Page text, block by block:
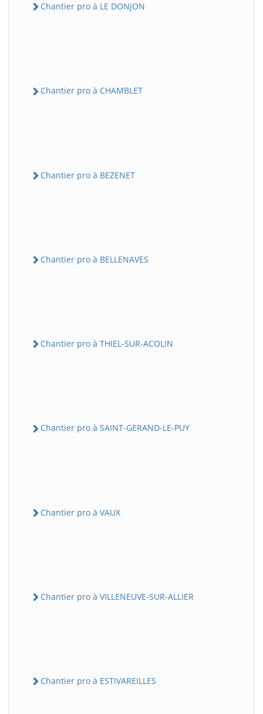
Chantier pro à LE DONJON
Chantier pro à CHAMBLET
Chantier pro à BEZENET
Chantier pro à BELLENAVES
Chantier pro à THIEL-SUR-ACOLIN
Chantier pro à SAINT-GERAND-LE-PUY
Chantier pro à VAUX
Chantier pro à VILLENEUVE-SUR-ALLIER
Chantier pro à ESTIVAREILLES